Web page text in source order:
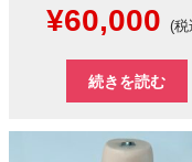
元
の
価
¥60,000現
在
の
(税
続きを読む